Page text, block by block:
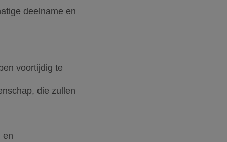
deelname en
voortijdig te
die zullen
en